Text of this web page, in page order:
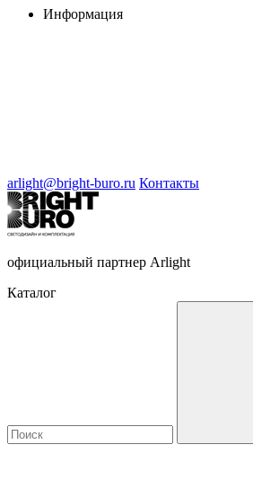
Информация
arlight@bright-buro.ru Контакты
официальный партнер Arlight
Каталог